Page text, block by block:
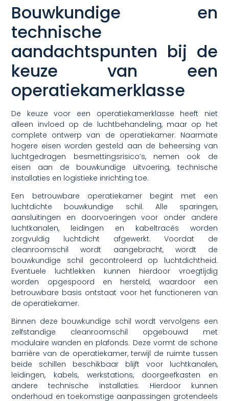
Bouwkundige en
technische
aandachtspunten bij de
keuze van een
operatiekamerklasse
De keuze voor een operatiekamerklasse heeft niet
alleen invloed op de luchtbehandeling, maar op het
complete ontwerp van de operatiekamer. Naarmate
hogere eisen worden gesteld aan de beheersing van
luchtgedragen besmettingsrisico’s, nemen ook de
eisen aan de bouwkundige uitvoering, technische
installaties en logistieke inrichting toe.
Een betrouwbare operatiekamer begint met een
luchtdichte bouwkundige schil. Alle sparingen,
aansluitingen en doorvoeringen voor onder andere
luchtkanalen, leidingen en kabeltracés worden
zorgvuldig luchtdicht afgewerkt. Voordat de
cleanroomschil wordt aangebracht, wordt de
bouwkundige schil gecontroleerd op luchtdichtheid.
Eventuele luchtlekken kunnen hierdoor vroegtijdig
worden opgespoord en hersteld, waardoor een
betrouwbare basis ontstaat voor het functioneren van
de operatiekamer.
Binnen deze bouwkundige schil wordt vervolgens een
zelfstandige cleanroomschil opgebouwd met
modulaire wanden en plafonds. Deze vormt de schone
barrière van de operatiekamer, terwijl de ruimte tussen
beide schillen beschikbaar blijft voor luchtkanalen,
leidingen, kabels, werkstations, doorgeefkasten en
andere technische installaties. Hierdoor kunnen
onderhoud en toekomstige aanpassingen grotendeels